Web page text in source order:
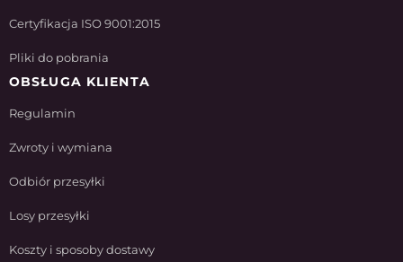
Certyfikacja ISO 9001:2015
Pliki do pobrania
OBSŁUGA KLIENTA
Regulamin
Zwroty i wymiana
Odbiór przesyłki
Losy przesyłki
Koszty i sposoby dostawy